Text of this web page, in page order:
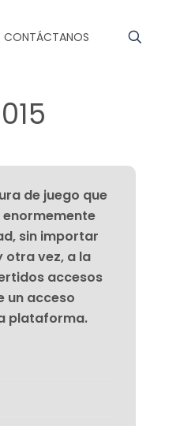
CONTÁCTANOS
de juego que
enormemente
sin importar
otra vez, a la
accesos
un acceso
plataforma.